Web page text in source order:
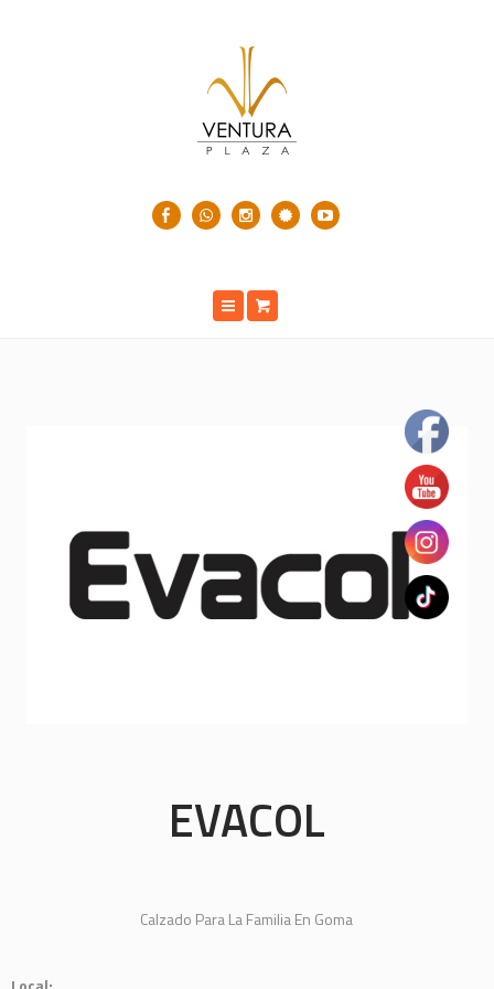
EVACOL
Calzado Para La Familia En Goma